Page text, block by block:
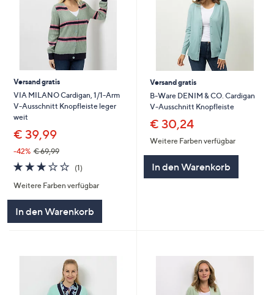
Versand gratis
VIA MILANO Cardigan, 1/1-Arm
V-Ausschnitt Knopfleiste leger
weit
€ 39,99
-42% € 69,99
3.0
von
5
(1)
Weitere Farben verfügbar
In den Warenkorb
Versand gratis
B-Ware DENIM & CO. Cardigan
V-Ausschnitt Knopfleiste
€ 30,24
Weitere Farben verfügbar
In den Warenkorb